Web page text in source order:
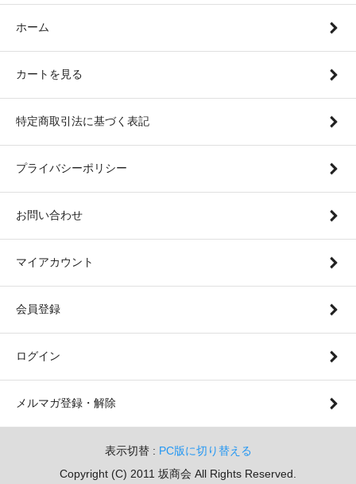
ホーム
カートを見る
特定商取引法に基づく表記
プライバシーポリシー
お問い合わせ
マイアカウント
会員登録
ログイン
メルマガ登録・解除
表示切替 : PC版に切り替える
Copyright (C) 2011 坂商会 All Rights Reserved.